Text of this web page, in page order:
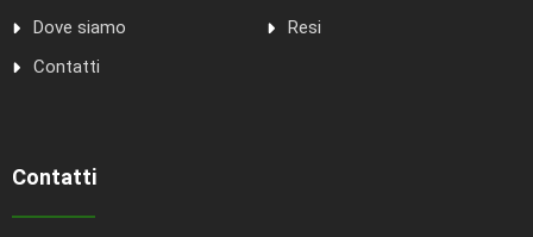
Dove siamo
Contatti
Resi
Contatti